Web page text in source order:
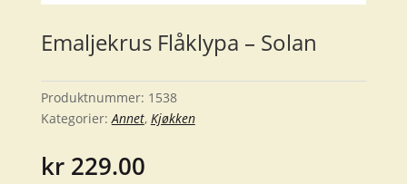
Emaljekrus Flåklypa – Solan
Produktnummer: 1538
Kategorier:Annet, Kjøkken
kr229.00